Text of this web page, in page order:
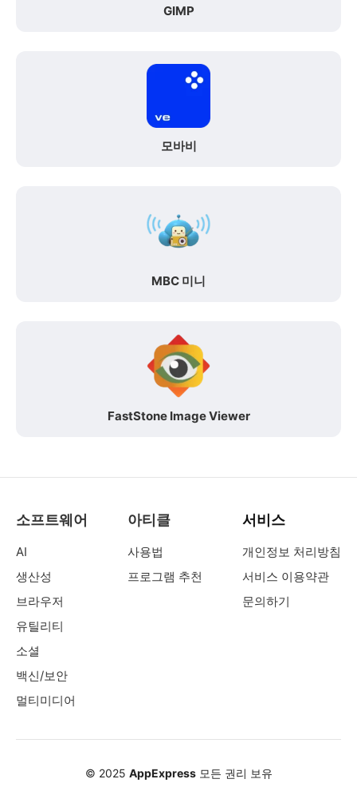
GIMP
모바비
MBC 미니
FastStone Image Viewer
소프트웨어
AI
생산성
브라우저
유틸리티
소셜
백신/보안
멀티미디어
아티클
사용법
프로그램 추천
서비스
개인정보 처리방침
서비스 이용약관
문의하기
© 2025 AppExpress모든 권리 보유